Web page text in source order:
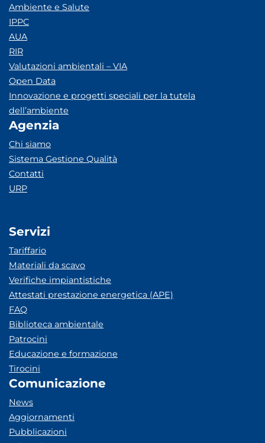
Ambiente e Salute
IPPC
AUA
RIR
Valutazioni ambientali – VIA
Open Data
Innovazione e progetti speciali per la tutela
dell’ambiente
Agenzia
Chi siamo
Sistema Gestione Qualità
Contatti
URP
Servizi
Tariffario
Materiali da scavo
Verifiche impiantistiche
Attestati prestazione energetica (APE)
FAQ
Biblioteca ambientale
Patrocini
Educazione e formazione
Tirocini
Comunicazione
News
Aggiornamenti
Pubblicazioni